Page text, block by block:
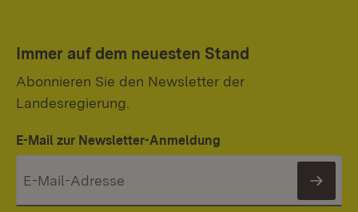
Immer auf dem neuesten Stand
Abonnieren Sie den Newsletter der
Landesregierung.
E-Mail zur Newsletter-Anmeldung